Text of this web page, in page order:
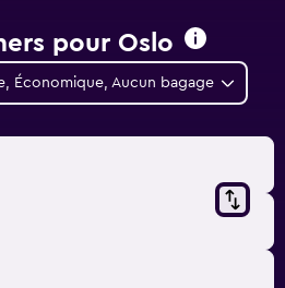
pour Oslo
Économique, Aucun bagage